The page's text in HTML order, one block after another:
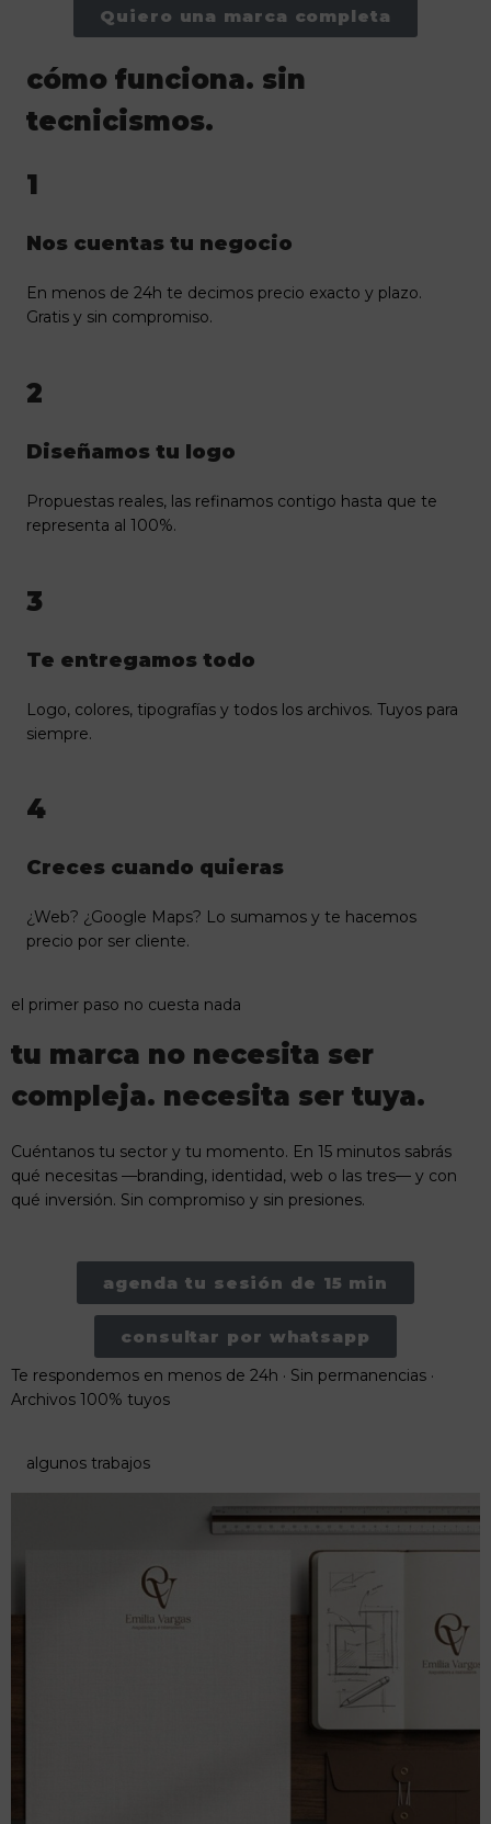
Quiero una marca completa
cómo funciona. sin
tecnicismos.
1
Nos cuentas tu negocio
En menos de 24h te decimos precio exacto y plazo.
Gratis y sin compromiso.
2
Diseñamos tu logo
Propuestas reales, las refinamos contigo hasta que te
representa al 100%.
3
Te entregamos todo
Logo, colores, tipografías y todos los archivos. Tuyos para
siempre.
4
Creces cuando quieras
¿Web? ¿Google Maps? Lo sumamos y te hacemos
precio por ser cliente.
el primer paso no cuesta nada
tu marca no necesita ser
compleja. necesita ser tuya.
Cuéntanos tu sector y tu momento. En 15 minutos sabrás
qué necesitas —branding, identidad, web o las tres— y con
qué inversión. Sin compromiso y sin presiones.
agenda tu sesión de 15 min
consultar por whatsapp
Te respondemos en menos de 24h · Sin permanencias ·
Archivos 100% tuyos
algunos trabajos